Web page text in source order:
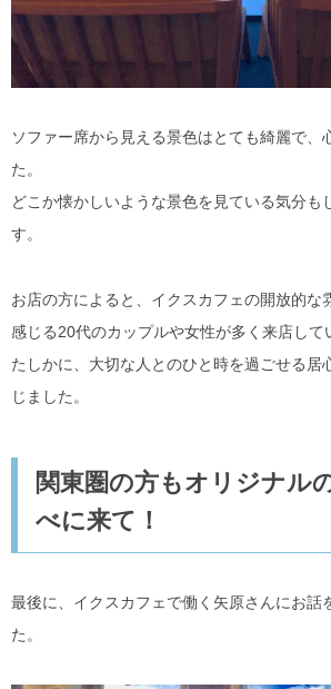
ソファー席から見える景色はとても綺麗で、
た。
どこか懐かしいような景色を見ている気分も
す。
お店の方によると、イクスカフェの開放的な
感じる20代のカップルや女性が多く来店して
たしかに、大切な人とのひと時を過ごせる居
じました。
関東圏の方もオリジナル
べに来て！
最後に、イクスカフェで働く矢原さんにお話
た。